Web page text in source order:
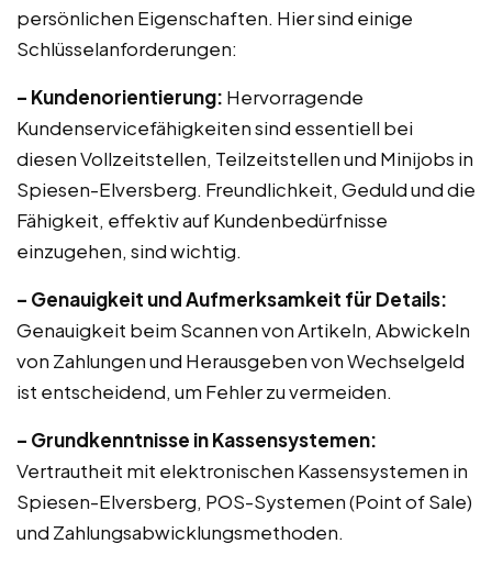
persönlichen Eigenschaften. Hier sind einige
Schlüsselanforderungen:
– Kundenorientierung: Hervorragende
Kundenservicefähigkeiten sind essentiell bei
diesen Vollzeitstellen, Teilzeitstellen und Minijobs in
Spiesen-Elversberg. Freundlichkeit, Geduld und die
Fähigkeit, effektiv auf Kundenbedürfnisse
einzugehen, sind wichtig.
– Genauigkeit und Aufmerksamkeit für Details:
Genauigkeit beim Scannen von Artikeln, Abwickeln
von Zahlungen und Herausgeben von Wechselgeld
ist entscheidend, um Fehler zu vermeiden.
– Grundkenntnisse in Kassensystemen:
Vertrautheit mit elektronischen Kassensystemen in
Spiesen-Elversberg, POS-Systemen (Point of Sale)
und Zahlungsabwicklungsmethoden.